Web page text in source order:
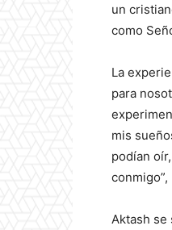
un
como
La
para
mis
podían
Aktash se